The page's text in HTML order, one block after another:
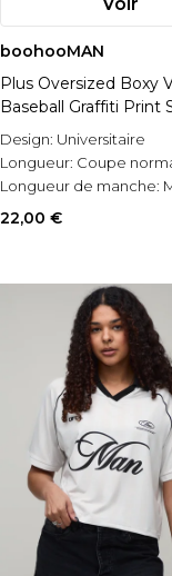
boohooMAN
Plus Oversized Boxy
Baseball Graffiti Print
Top
Design: Universitaire
Longueur: Coupe
Longueur de manche:
courtes
22,00 €